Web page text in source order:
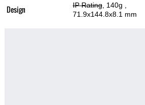
Design IP Rating, 140g
71.9x144.8x8.1 mm